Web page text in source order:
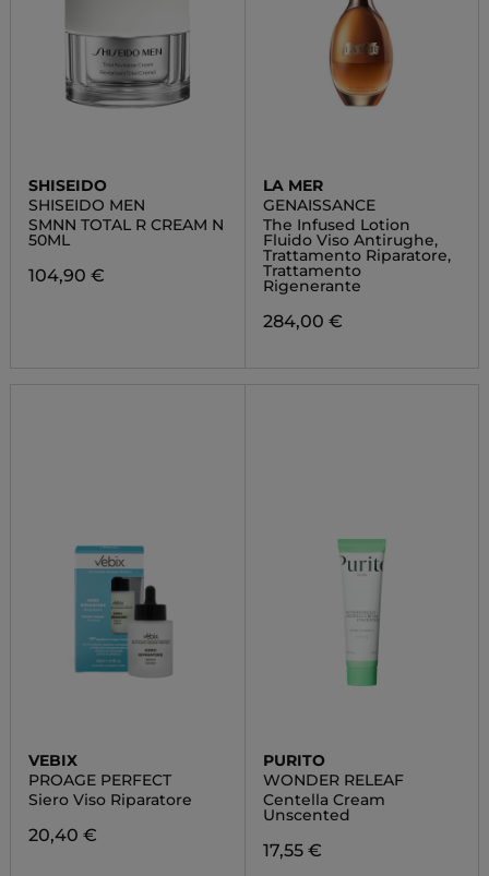
SHISEIDO
SHISEIDO MEN
SMNN TOTAL R CREAM N
50ML
104,90 €
LA MER
GENAISSANCE
The Infused Lotion
Fluido Viso Antirughe,
Trattamento Riparatore,
Trattamento
Rigenerante
284,00 €
VEBIX
PROAGE PERFECT
Siero Viso Riparatore
20,40 €
PURITO
WONDER RELEAF
Centella Cream
Unscented
17,55 €